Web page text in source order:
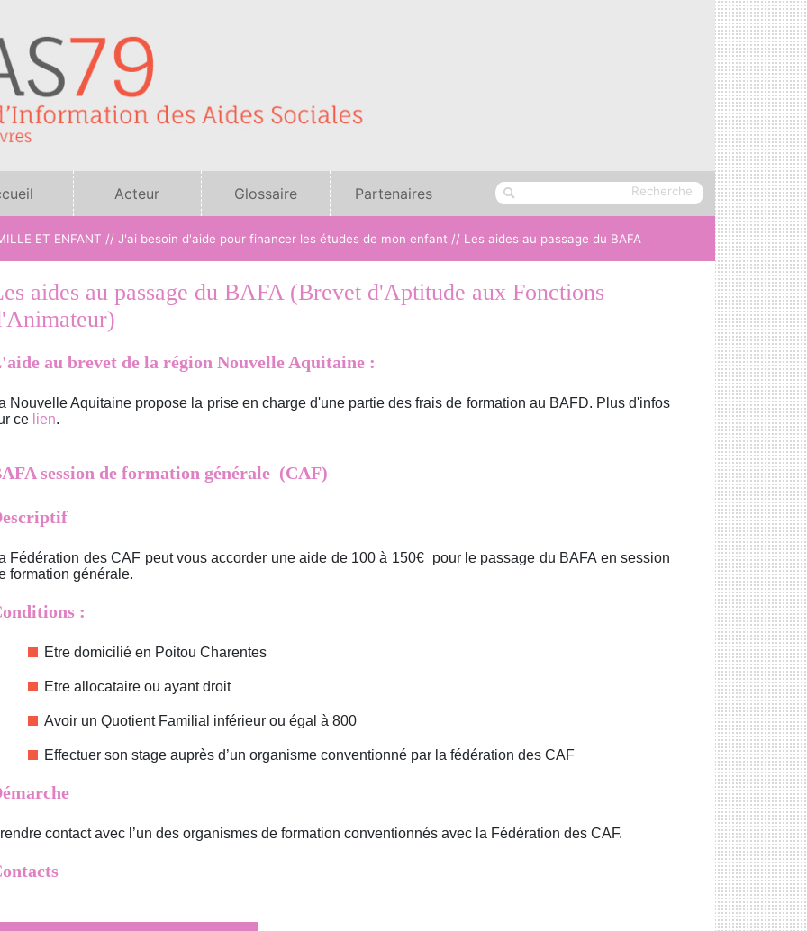
Acteur
sociaux
Glossaire Partenaires
ET ENFANT // J'ai besoin d'aide pour financer les études de mon enfant // Les aides au passage du BAFA
aides au passage du BAFA (Brevet d'Aptitude aux Fonctions
au brevet de la région Nouvelle Aquitaine :
Nouvelle Aquitaine propose la prise en charge d'une partie des frais de formation au BAFD. Plus d'infos
ce lien.
session de formation générale (CAF)
Fédération des CAF peut vous accorder une aide de 100 à 150€ pour le passage du BAFA en session
formation générale.
:
Etre domicilié en Poitou Charentes
Etre allocataire ou ayant droit
Avoir un Quotient Familial inférieur ou égal à 800
Effectuer son stage auprès d’un organisme conventionné par la fédération des CAF
contact avec l’un des organismes de formation conventionnés avec la Fédération des CAF.